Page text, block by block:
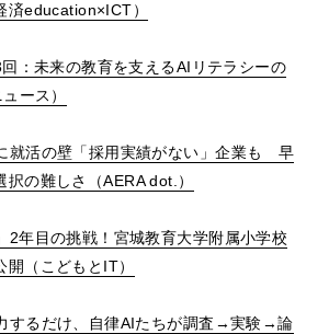
済education×ICT）
回：未来の教育を支えるAI リテラシーの
ース）
就活の壁「採用実績がない」企業も 早
択の難しさ（AERA dot. ）
2年目の挑戦！宮城教育大学附属小学校
開（こどもと IT）
するだけ、自律AIたちが調査 →実験→論